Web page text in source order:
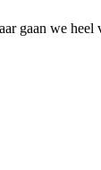
gaan we